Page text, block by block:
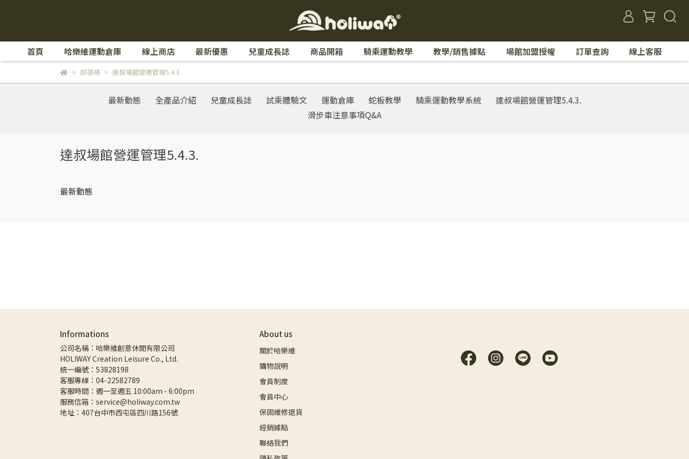
首頁 哈樂維運動倉庫 線上商店 最新優惠 兒童成長誌 商品開箱 騎乘運動教學 教學/銷售據點 場館加盟授權 訂單查詢 線上客服
部落格 達叔場館營運管理5.4.3.
最新動態 全產品介紹 兒童成長誌 試乘體驗文 運動倉庫 蛇板教學 騎乘運動教學系統
達叔場館營運管理5.4.3.
滑步車注意事項Q&A
達叔場館營運管理5.4.3.
最新動態
Informations
公司名稱：哈樂維創意休閒有限公司
HOLIWAY Creation Leisure Co., Ltd.
統一編號：53828198
客服專線：04-22582789
客服時間：週一至週五 10:00am - 6:00pm
服務信箱：service@holiway.com.tw
地址：407台中市西屯區四川路156號
About us
關於哈樂維
購物說明
會員制度
會員中心
保固維修退貨
經銷據點
聯絡我們